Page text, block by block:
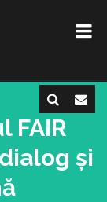
FAIR
și